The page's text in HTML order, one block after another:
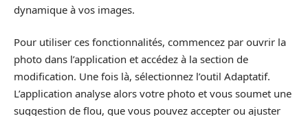
dynamique à vos images.
Pour utiliser ces fonctionnalités, commencez par ouvrir la
photo dans l’application et accédez à la section de
modification. Une fois là, sélectionnez l’outil Adaptatif.
L’application analyse alors votre photo et vous soumet une
suggestion de flou, que vous pouvez accepter ou ajuster